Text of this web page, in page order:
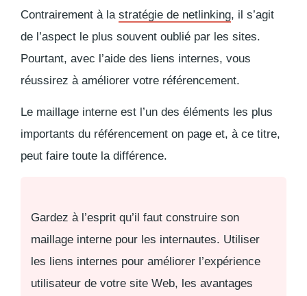
Contrairement à la stratégie de netlinking, il s’agit
de l’aspect le plus souvent oublié par les sites.
Pourtant, avec l’aide des liens internes, vous
réussirez à améliorer votre référencement.
Le maillage interne est l’un des éléments les plus
importants du référencement on page et, à ce titre,
peut faire toute la différence.
Gardez à l’esprit qu’il faut construire son
maillage interne pour les internautes. Utiliser
les liens internes pour améliorer l’expérience
utilisateur de votre site Web, les avantages